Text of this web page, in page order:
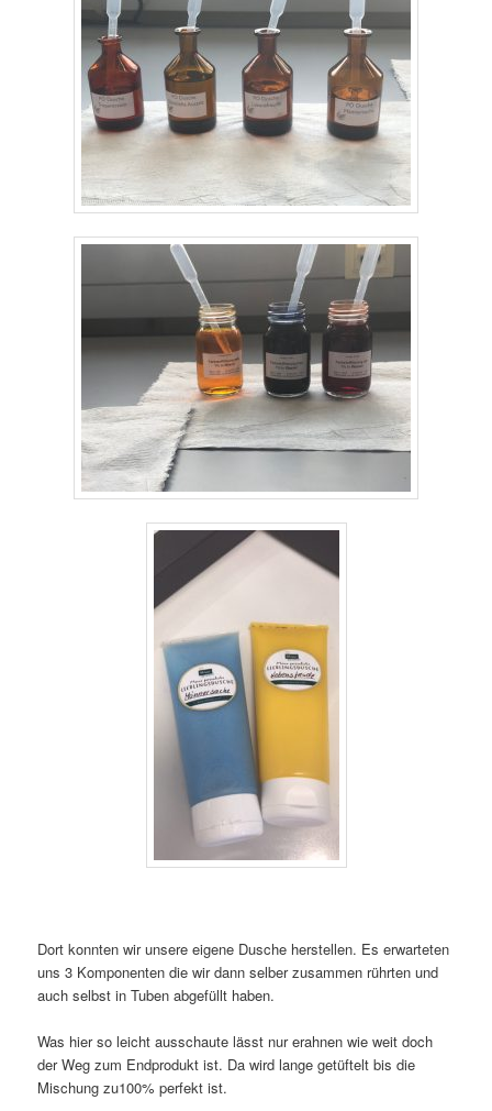
Dort konnten wir unsere eigene Dusche herstellen. Es erwarteten
uns 3 Komponenten die wir dann selber zusammen rührten und
auch selbst in Tuben abgefüllt haben.
Was hier so leicht ausschaute lässt nur erahnen wie weit doch
der Weg zum Endprodukt ist. Da wird lange getüftelt bis die
Mischung zu100% perfekt ist.